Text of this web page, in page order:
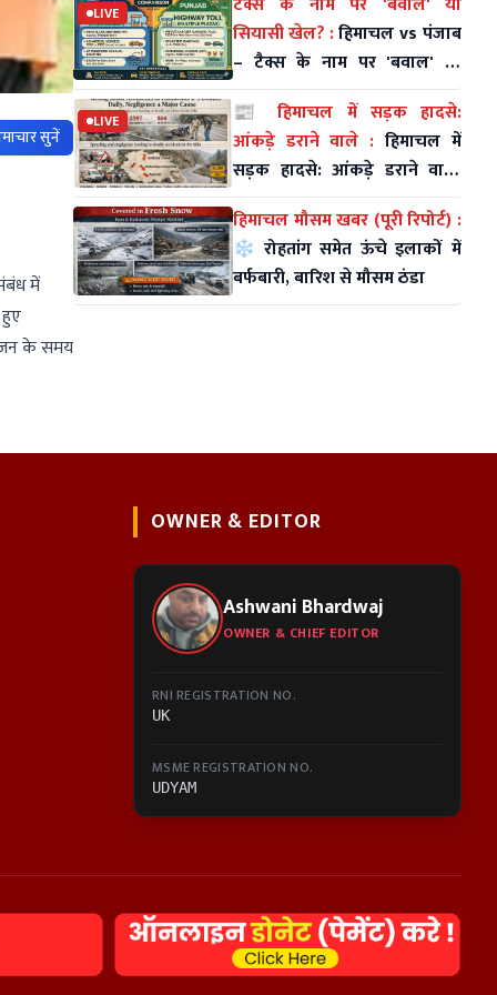
सुनें
में
के समय
LIVE
सियासी खेल? :हिमाचल vs पंजाब
– टैक्स के नाम पर 'बवाल' या
सियासी खेल?
LIVE
📰 हिमाचल में सड़क हादसे:
आंकड़े डराने वाले : हिमाचल में
सड़क हादसे: आंकड़े डराने वाले,
लापरवाही सबसे बड़ा कारण
हिमाचल मौसम खबर (पूरी रिपोर्ट) :
❄️ रोहतांग समेत ऊंचे इलाकों में
बर्फबारी, बारिश से मौसम ठंडा
OWNER & EDITOR
Ashwani Bhardwaj
OWNER & CHIEF EDITOR
RNI REGISTRATION NO.
UK
MSME REGISTRATION NO.
UDYAM